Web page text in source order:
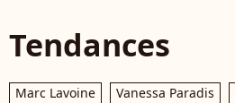
Tendances
Marc Lavoine Vanessa Paradis